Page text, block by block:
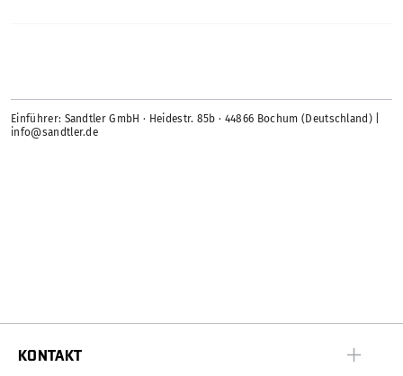
Einführer: Sandtler GmbH · Heidestr. 85b · 44866 Bochum (Deutschland) |
info@sandtler.de
KONTAKT